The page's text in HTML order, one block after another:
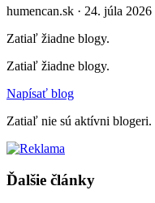
humencan.sk · 24. júla 2026
Zatiaľ žiadne blogy.
Zatiaľ žiadne blogy.
Napísať blog
Zatiaľ nie sú aktívni blogeri.
Ďalšie články